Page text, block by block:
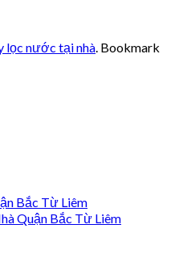
lọc nước tại nhà . Bookmark
Bắc Từ Liêm
Quận Bắc Từ Liêm